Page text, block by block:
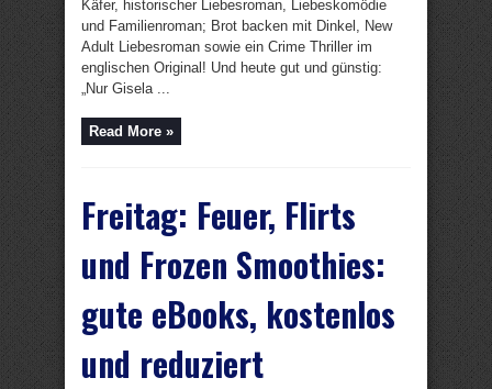
Käfer, historischer Liebesroman, Liebeskomödie
und Familienroman; Brot backen mit Dinkel, New
Adult Liebesroman sowie ein Crime Thriller im
englischen Original! Und heute gut und günstig:
„Nur Gisela ...
Read More »
Freitag: Feuer, Flirts
und Frozen Smoothies:
gute eBooks, kostenlos
und reduziert